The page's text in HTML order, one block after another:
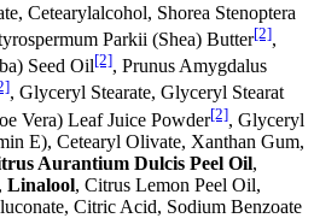
Cetearylalcohol, Shorea Stenoptera
Parkii (Shea) Butter[2],
Seed Oil[2], Prunus Amygdalus
, Glyceryl Stearate, Glyceryl Stearat
Vera) Leaf Juice Powder[2], Glyceryl
E), Cetearyl Olivate, Xanthan Gum,
Aurantium Dulcis Peel Oil,
, Linalool, Citrus Lemon Peel Oil,
Citric Acid, Sodium Benzoate